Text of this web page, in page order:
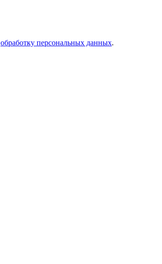
обработку персональных данных.